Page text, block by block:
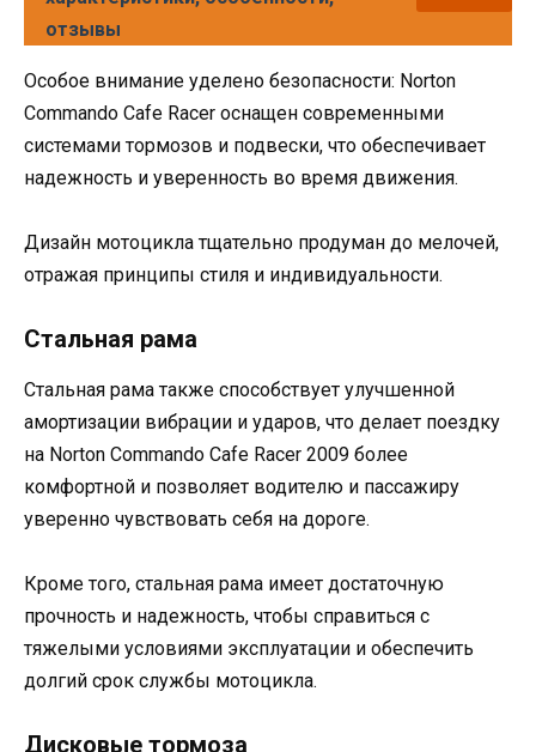
отзывы
Особое внимание уделено безопасности: Norton
Commando Cafe Racer оснащен современными
системами тормозов и подвески, что обеспечивает
надежность и уверенность во время движения.
Дизайн мотоцикла тщательно продуман до мелочей,
отражая принципы стиля и индивидуальности.
Стальная рама
Стальная рама также способствует улучшенной
амортизации вибрации и ударов, что делает поездку
на Norton Commando Cafe Racer 2009 более
комфортной и позволяет водителю и пассажиру
уверенно чувствовать себя на дороге.
Кроме того, стальная рама имеет достаточную
прочность и надежность, чтобы справиться с
тяжелыми условиями эксплуатации и обеспечить
долгий срок службы мотоцикла.
Дисковые тормоза